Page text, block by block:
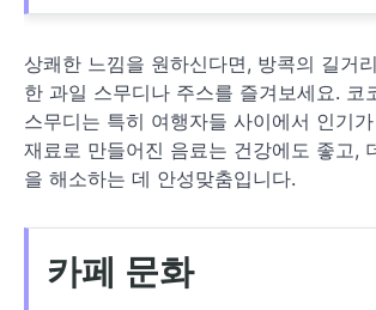
상쾌한 느낌을 원하신다면, 방콕의 길거
한 과일 스무디나 주스를 즐겨보세요. 코
스무디는 특히 여행자들 사이에서 인기
재료로 만들어진 음료는 건강에도 좋고,
을 해소하는 데 안성맞춤입니다.
카페 문화